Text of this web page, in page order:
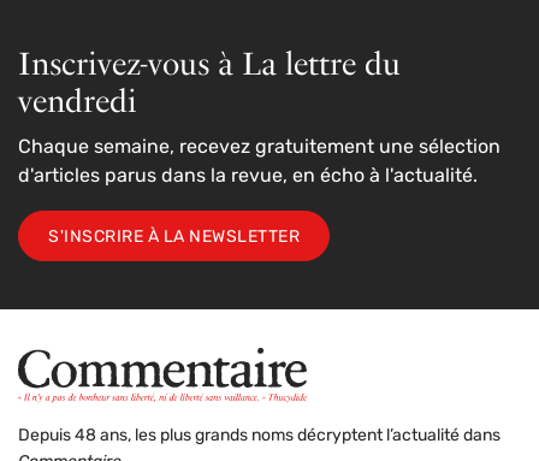
Inscrivez-vous à La lettre du
vendredi
Chaque semaine, recevez gratuitement une sélection
d'articles parus dans la revue, en écho à l'actualité.
S'INSCRIRE À LA NEWSLETTER
Depuis 48 ans, les plus grands noms décryptent l’actualité dans